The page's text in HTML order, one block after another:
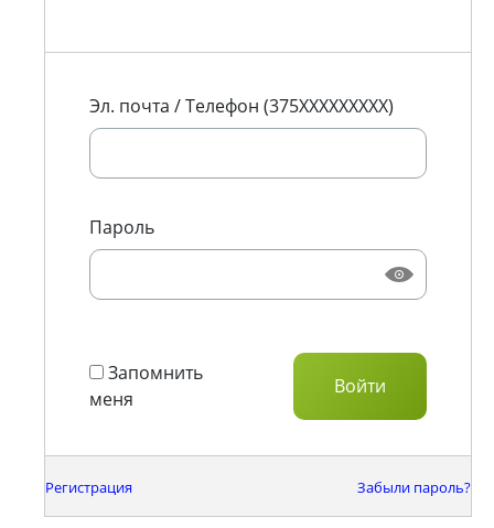
Эл. почта / Телефон (375XXXXXXXXX)
Пароль
Запомнить
меня
Регистрация Забыли пароль?